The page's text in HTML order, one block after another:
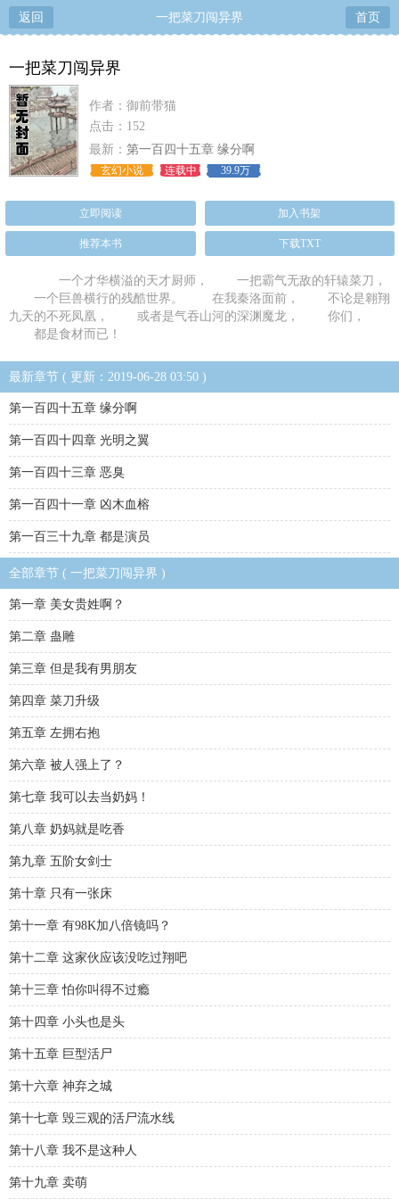
返回 一把菜刀闯异界 首页
一把菜刀闯异界
作者：御前带猫
点击：152
最新： 第一百四十五章 缘分啊
玄幻小说 连载中 39.9万
立即阅读 加入书架
推荐本书 下载TXT
一个才华横溢的天才厨师， 一把霸气无敌的轩辕菜刀，
一个巨兽横行的残酷世界。 在我秦洛面前， 不论是翱翔
九天的不死凤凰， 或者是气吞山河的深渊魔龙， 你们，
都是食材而已！
最新章节 ( 更新：2019-06-28 03:50 )
第一百四十五章 缘分啊
第一百四十四章 光明之翼
第一百四十三章 恶臭
第一百四十一章 凶木血榕
第一百三十九章 都是演员
全部章节 ( 一把菜刀闯异界 )
第一章 美女贵姓啊？
第二章 蛊雕
第三章 但是我有男朋友
第四章 菜刀升级
第五章 左拥右抱
第六章 被人强上了？
第七章 我可以去当奶妈！
第八章 奶妈就是吃香
第九章 五阶女剑士
第十章 只有一张床
第十一章 有98K加八倍镜吗？
第十二章 这家伙应该没吃过翔吧
第十三章 怕你叫得不过瘾
第十四章 小头也是头
第十五章 巨型活尸
第十六章 神弃之城
第十七章 毁三观的活尸流水线
第十八章 我不是这种人
第十九章 卖萌